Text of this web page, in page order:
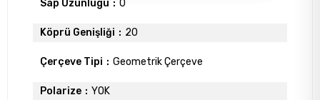
Sap Uzunlugu 0
Köprü Genişliği 20
Çerçeve Tipi Geometrik Çerçeve
Polarize YOK